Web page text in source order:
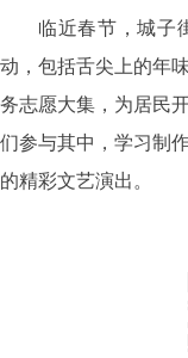
临近春节，城子
动，包括舌尖上的年
务志愿大集，为居民
们参与其中，学习制
的精彩文艺演出。